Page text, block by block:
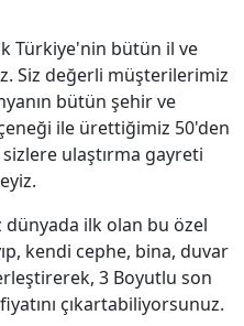
Türkiye'nin bütün il ve
Siz değerli müşterilerimiz
bütün şehir ve
ile ürettiğimiz 50'den
ulaştırma gayreti
dünyada ilk olan bu özel
kendi cephe, bina, duvar
3 Boyutlu son
çıkartabiliyorsunuz.